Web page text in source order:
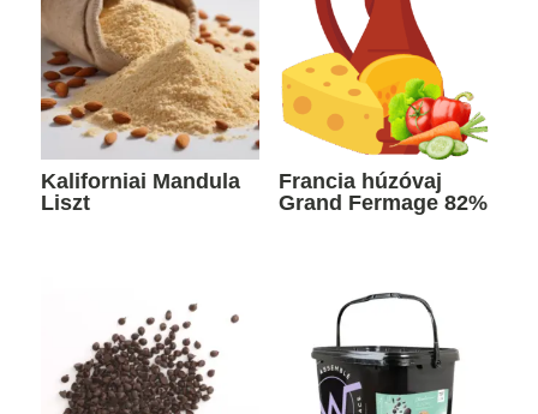
Kaliforniai Mandula
Liszt
Francia húzóvaj
Grand Fermage 82%